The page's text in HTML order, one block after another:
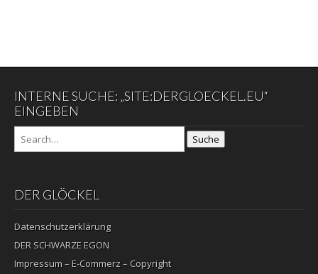
INTERNE SUCHE: „SITE:DERGLOECKEL.EU“
EINGEBEN
Suche
DER GLÖCKEL
Datenschutzerklärung
DER SCHWARZE EGON
Impressum – E-Commerz – Copyright